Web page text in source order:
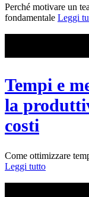
Perché motivare un
fondamentale Leggi
Tempi e
la
costi
Come ottimizzare
Leggi tutto